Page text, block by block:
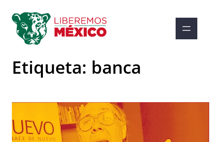
contenido
Etiqueta: banca